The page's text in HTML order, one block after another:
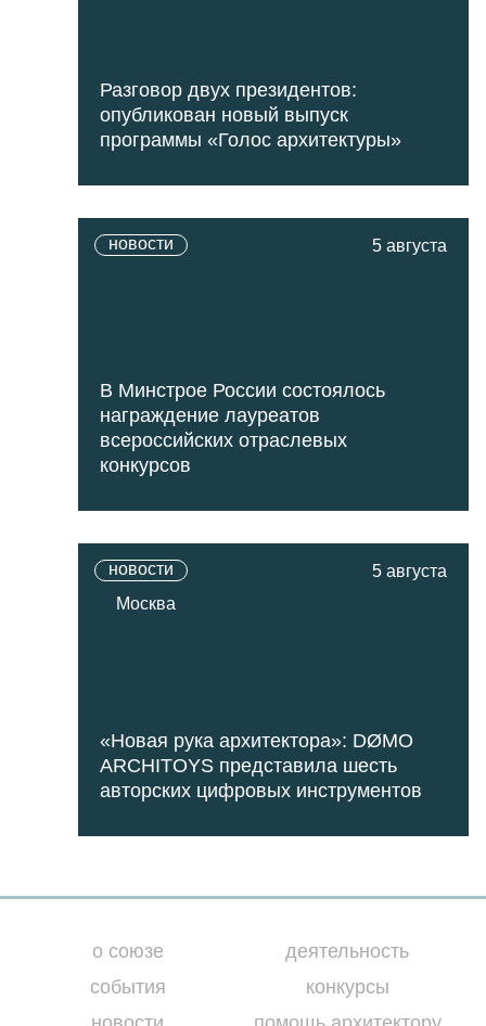
Разговор двух президентов:
опубликован новый выпуск
программы «Голос архитектуры»
новости 5 августа
В Минстрое России состоялось
награждение лауреатов
всероссийских отраслевых
конкурсов
новости
Москва
5 августа
«Новая рука архитектора»: DØMO
ARCHITOYS представила шесть
авторских цифровых инструментов
о союзе
события
деятельность
конкурсы